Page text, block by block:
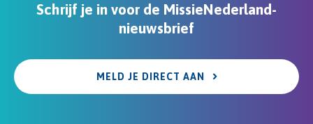
Schrijf je in voor de MissieNederland-
nieuwsbrief
MELD JE DIRECT AAN